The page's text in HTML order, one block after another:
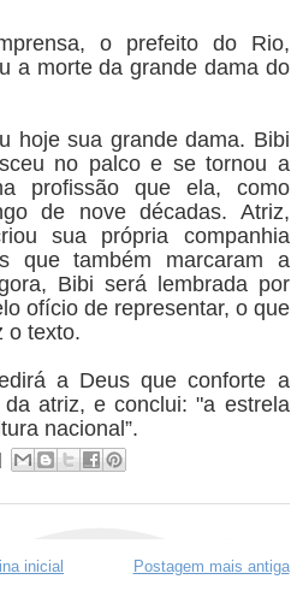
o prefeito do Rio,
a morte da grande dama do
hoje sua grande dama. Bibi
no palco e se tornou a
profissão que ela, como
de nove décadas. Atriz,
sua própria companhia
que também marcaram a
Bibi será lembrada por
ofício de representar, o que
o texto.
a Deus que conforte a
atriz, e conclui: "a estrela
nacional”.
Postagem mais antiga
inicial